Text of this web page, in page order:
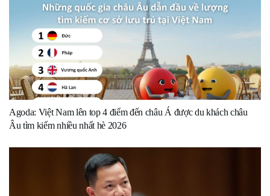
Agoda: Việt Nam lên top 4 điểm đến châu Á được du khách châu
Âu tìm kiếm nhiều nhất hè 2026